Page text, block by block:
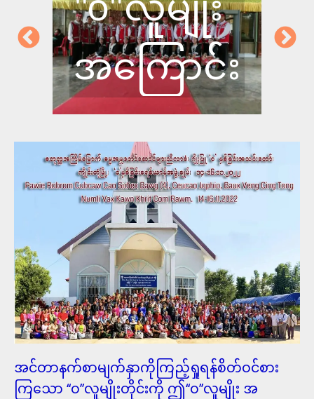
‘ဝ‘နှစ်ခြင်းခရစ်ယာန်
အဖွဲ့ချုပ်အကြောင်း
အင်တာနက်စာမျက်နှာကိုကြည့်ရှုရန်စိတ်ဝင်စား
ကြသော ‘‘၀’’လူမျိုးတိုင်းကို ဤ‘‘၀’’လူမျိုး အ